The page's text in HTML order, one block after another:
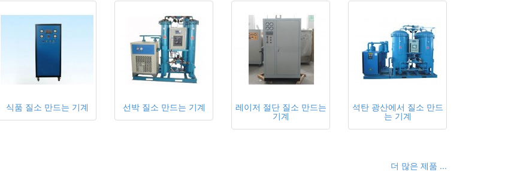
식품 질소 만드는 기계 선박 질소 만드는 기계 레이저 절단 질소 만드는
기계
석탄 광산에서 질소 만드
는 기계
더 많은 제품 ...